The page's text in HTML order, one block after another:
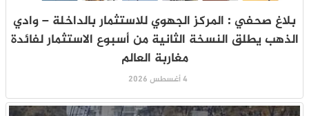
بلاغ صحفي : المركز الجهوي للاستثمار بالداخلة – وادي
الذهب يطلق النسخة الثانية من أسبوع الاستثمار لفائدة
مغاربة العالم
4 أغسطس 2026